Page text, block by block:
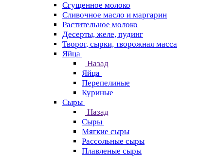
Сгущенное молоко
Сливочное масло и маргарин
Растительное молоко
Десерты, желе, пудинг
Творог, сырки, творожная масса
Яйца
Назад
Яйца
Перепелиные
Куриные
Сыры
Назад
Сыры
Мягкие сыры
Рассольные сыры
Плавленые сыры